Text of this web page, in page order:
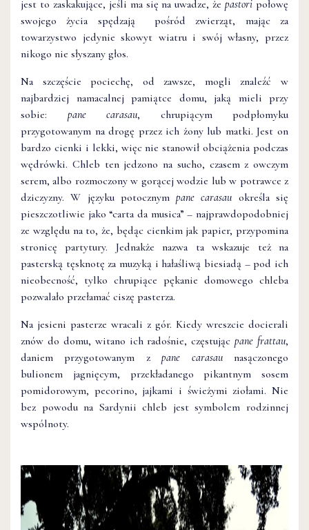
jest to zaskakujące, jeśli ma się na uwadze, żepastoripołowę
swojego życia
spędzają pośród zwierząt, mając za
towarzystwo jedynie skowyt wiatru i swój własny, przez
nikogo nie słyszany głos.
Na szczęście pociechę, od zawsze, mogli znaleźć w
najbardziej namacalnej pamiątce domu, jaką mieli przy
sobie: pane carasau, chrupiącym podpłomyku
przygotowanym na drogę przez ich żony lub matki. Jest on
bardzo cienki i lekki, więc nie stanowił obciążenia podczas
wędrówki. Chleb ten jedzono na sucho, czasem z owczym
serem, albo rozmoczony w gorącej wodzie lub w potrawce z
dziczyzny. W języku potocznympane carasau określa się
pieszczotliwie jako “carta da musica” – najprawdopodobniej
ze względu na to, że, będąc cienkim jak papier, przypomina
stronicę partytury. Jednakże nazwa ta wskazuje też na
pasterską tęsknotę za muzyką i hałaśliwą biesiadą – pod ich
nieobecność, tylko chrupiące pękanie domowego chleba
pozwalało przełamać ciszę pasterza.
Na jesieni pasterze wracali z gór. Kiedy wreszcie docierali
znów do domu, witano ich radośnie, częstującpane frattau,
daniem przygotowanym zpane carasaunasączonego
bulionem jagnięcym, przekładanego pikantnym sosem
pomidorowym, pecorino, jajkami i świeżymi ziołami. Nie
bez powodu na Sardynii chleb jest symbolem rodzinnej
wspólnoty.